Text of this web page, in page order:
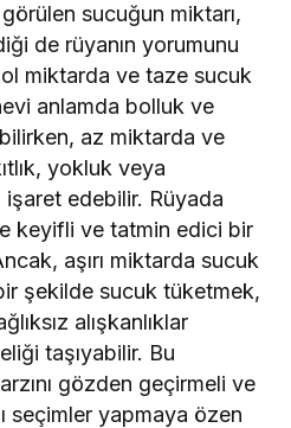
sucuğun miktarı,
de rüyanın yorumunu
miktarda ve taze sucuk
anlamda bolluk ve
az miktarda ve
yokluk veya
edebilir. Rüyada
keyifli ve tatmin edici bir
aşırı miktarda sucuk
şekilde sucuk tüketmek,
alışkanlıklar
taşıyabilir. Bu
gözden geçirmeli ve
seçimler yapmaya özen